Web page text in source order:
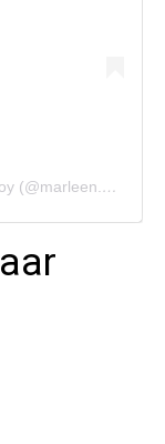
Een bericht gedeeld door Marleen De Rooy (@marleen.de.rooy)